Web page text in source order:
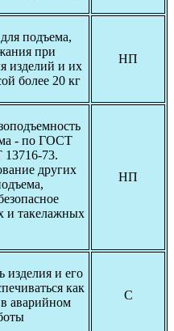
подъема,
при
изделий и их
более 20 кг
НП
- по ГОСТ
73.
других
и такелажных
НП
изделия и его
как
аварийном
С